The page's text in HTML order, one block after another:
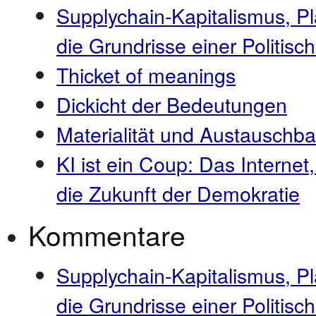
Supplychain-Kapitalismus,
die Grundrisse einer
Thicket of meanings
Dickicht der Bedeutungen
Materialität und
KI ist ein Coup: Das
die Zukunft der Demokratie
Kommentare
Supplychain-Kapitalismus,
die Grundrisse einer